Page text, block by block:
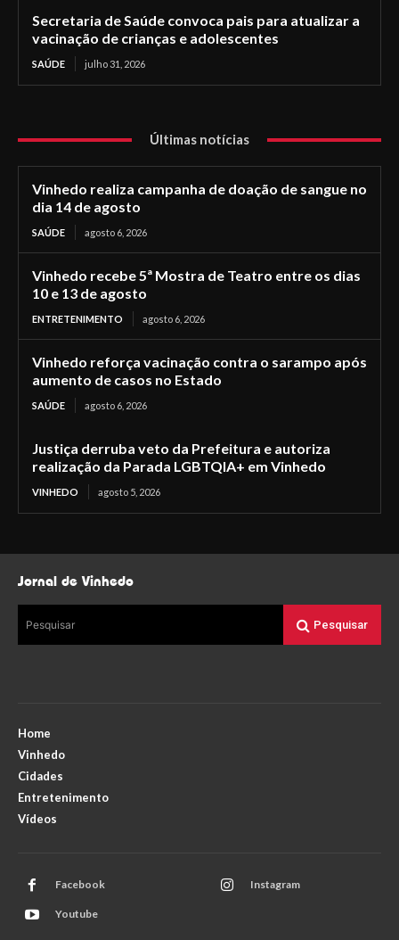
Secretaria de Saúde convoca pais para atualizar a
vacinação de crianças e adolescentes
SAÚDE julho 31, 2026
Últimas notícias
Vinhedo realiza campanha de doação de sangue no
dia 14 de agosto
SAÚDE agosto 6, 2026
Vinhedo recebe 5ª Mostra de Teatro entre os dias
10 e 13 de agosto
ENTRETENIMENTO agosto 6, 2026
Vinhedo reforça vacinação contra o sarampo após
aumento de casos no Estado
SAÚDE agosto 6, 2026
Justiça derruba veto da Prefeitura e autoriza
realização da Parada LGBTQIA+ em Vinhedo
VINHEDO agosto 5, 2026
Jornal de Vinhedo
Pesquisar Pesquisar
Home
Vinhedo
Cidades
Entretenimento
Vídeos
Facebook Instagram
Youtube